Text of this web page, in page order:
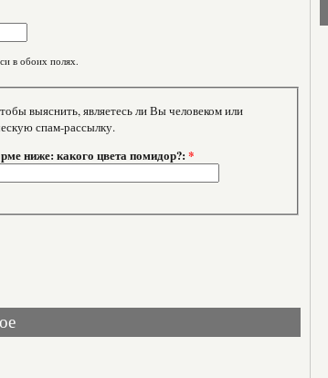
в обоих полях.
являетесь ли Вы человеком или
спам-рассылку.
ниже: какого цвета помидор?:*